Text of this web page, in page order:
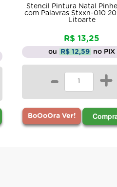
Stencil Pintura Natal
com Palavras Stxxn-010
Litoarte
R$ 13,25
ou R$ 12,59 no PIX
- +
BoOoOra Ver!